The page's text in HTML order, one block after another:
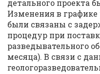
детального проекта
Изменения в графике
были связаны с
процедур при
разведывательного
месяца). В связи с